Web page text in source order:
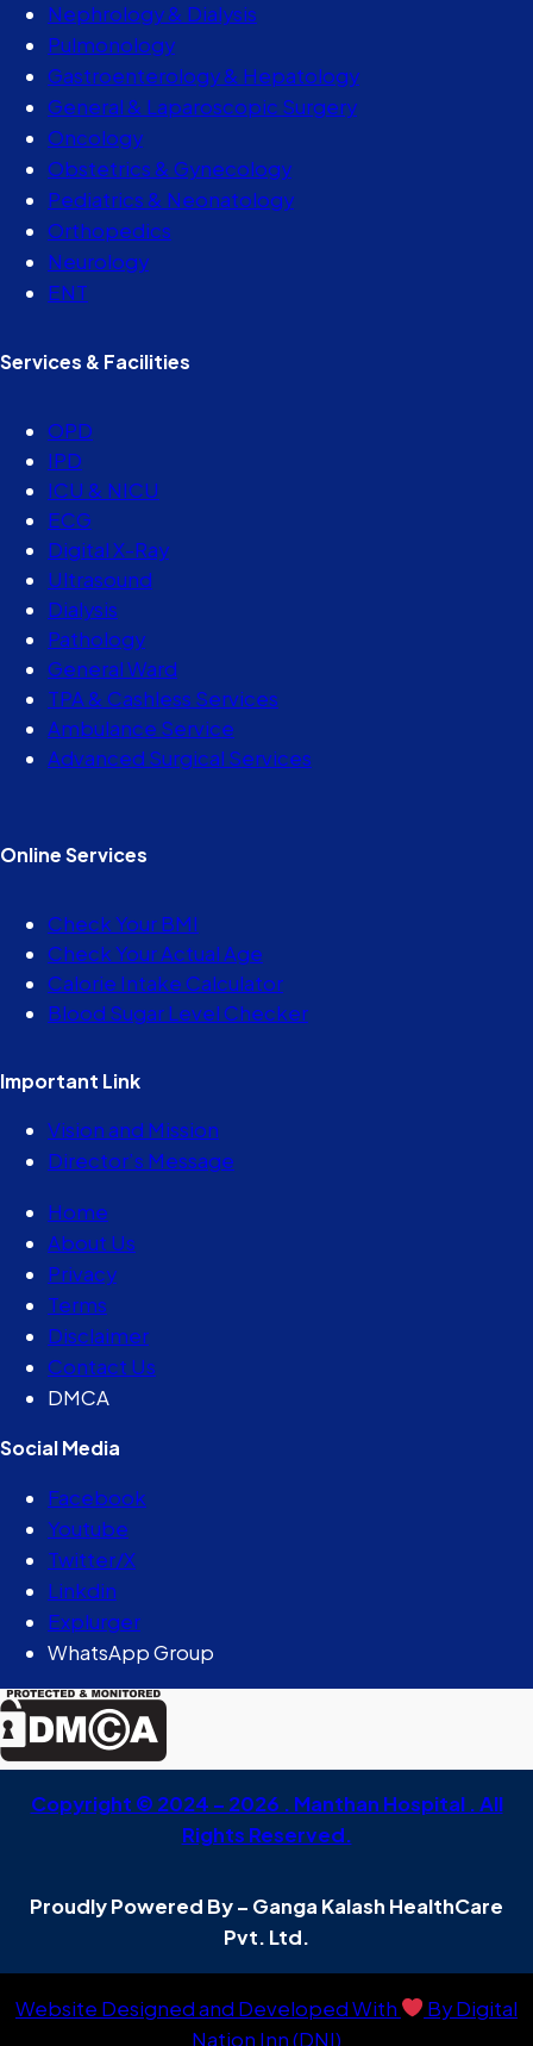
Nephrology & Dialysis
Pulmonology
Gastroenterology & Hepatology
General & Laparoscopic Surgery
Oncology
Obstetrics & Gynecology
Pediatrics & Neonatology
Orthopedics
Neurology
ENT
Services & Facilities
OPD
IPD
ICU & NICU
ECG
Digital X-Ray
Ultrasound
Dialysis
Pathology
General Ward
TPA & Cashless Services
Ambulance Service
Advanced Surgical Services
Online Services
Check Your BMI
Check Your Actual Age
Calorie Intake Calculator
Blood Sugar Level Checker
Important Link
Vision and Mission
Director’s Message
Home
About Us
Privacy
Terms
Disclaimer
Contact Us
DMCA
Social Media
Facebook
Youtube
Twitter/X
Linkdin
Explurger
WhatsApp Group
Copyright © 2024 – 2026 . Manthan Hospital . All
Rights Reserved.
Proudly Powered By – Ganga Kalash HealthCare
Pvt. Ltd.
Website Designed and Developed With
By Digital
Nation Inn (DNI)